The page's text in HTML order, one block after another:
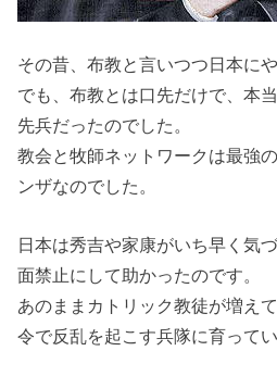
その昔、布教と言いつつ日本に
でも、布教とは口先だけで、本
先兵だったのでした。
教会と牧師ネットワークは最強
ンザなのでした。
日本は秀吉や家康がいち早く気
面禁止にして助かったのです。
あのままカトリック教徒が増え
令で反乱を起こす兵隊に育って